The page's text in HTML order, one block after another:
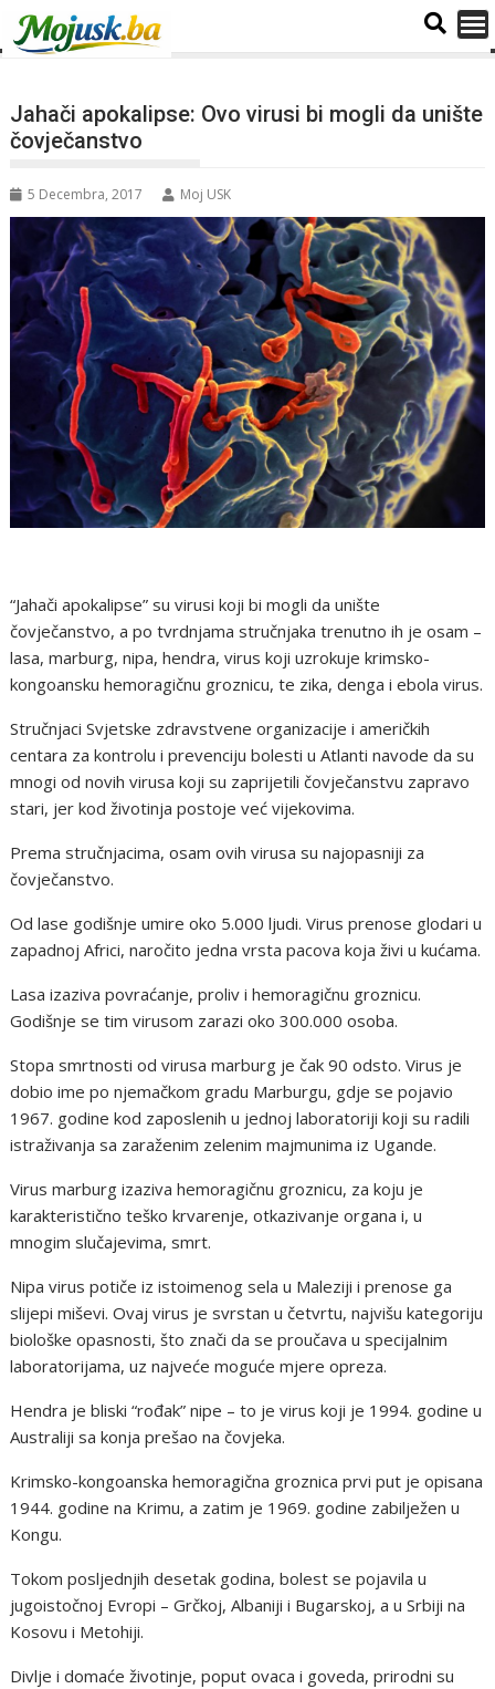
Jahači apokalipse: Ovo virusi bi mogli da unište
čovječanstvo
5 Decembra, 2017 Moj USK
“Jahači apokalipse” su virusi koji bi mogli da unište
čovječanstvo, a po tvrdnjama stručnjaka trenutno ih je osam –
lasa, marburg, nipa, hendra, virus koji uzrokuje krimsko-
kongoansku hemoragičnu groznicu, te zika, denga i ebola virus.
Stručnjaci Svjetske zdravstvene organizacije i američkih
centara za kontrolu i prevenciju bolesti u Atlanti navode da su
mnogi od novih virusa koji su zaprijetili čovječanstvu zapravo
stari, jer kod životinja postoje već vijekovima.
Prema stručnjacima, osam ovih virusa su najopasniji za
čovječanstvo.
Od lase godišnje umire oko 5.000 ljudi. Virus prenose glodari u
zapadnoj Africi, naročito jedna vrsta pacova koja živi u kućama.
Lasa izaziva povraćanje, proliv i hemoragičnu groznicu.
Godišnje se tim virusom zarazi oko 300.000 osoba.
Stopa smrtnosti od virusa marburg je čak 90 odsto. Virus je
dobio ime po njemačkom gradu Marburgu, gdje se pojavio
1967. godine kod zaposlenih u jednoj laboratoriji koji su radili
istraživanja sa zaraženim zelenim majmunima iz Ugande.
Virus marburg izaziva hemoragičnu groznicu, za koju je
karakteristično teško krvarenje, otkazivanje organa i, u
mnogim slučajevima, smrt.
Nipa virus potiče iz istoimenog sela u Maleziji i prenose ga
slijepi miševi. Ovaj virus je svrstan u četvrtu, najvišu kategoriju
biološke opasnosti, što znači da se proučava u specijalnim
laboratorijama, uz najveće moguće mjere opreza.
Hendra je bliski “rođak” nipe – to je virus koji je 1994. godine u
Australiji sa konja prešao na čovjeka.
Krimsko-kongoanska hemoragična groznica prvi put je opisana
1944. godine na Krimu, a zatim je 1969. godine zabilježen u
Kongu.
Tokom posljednjih desetak godina, bolest se pojavila u
jugoistočnoj Evropi – Grčkoj, Albaniji i Bugarskoj, a u Srbiji na
Kosovu i Metohiji.
Divlje i domaće životinje, poput ovaca i goveda, prirodni su